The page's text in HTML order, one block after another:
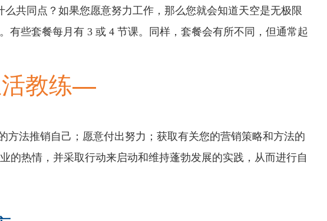
共同点？如果您愿意努力工作，那么您就会知道天空是无极限
些套餐每月有 3 或 4 节课。同样，套餐会有所不同，但通常起
教练
法推销自己；愿意付出努力；获取有关您的营销策略和方法的
的热情，并采取行动来启动和维持蓬勃发展的实践，从而进行自